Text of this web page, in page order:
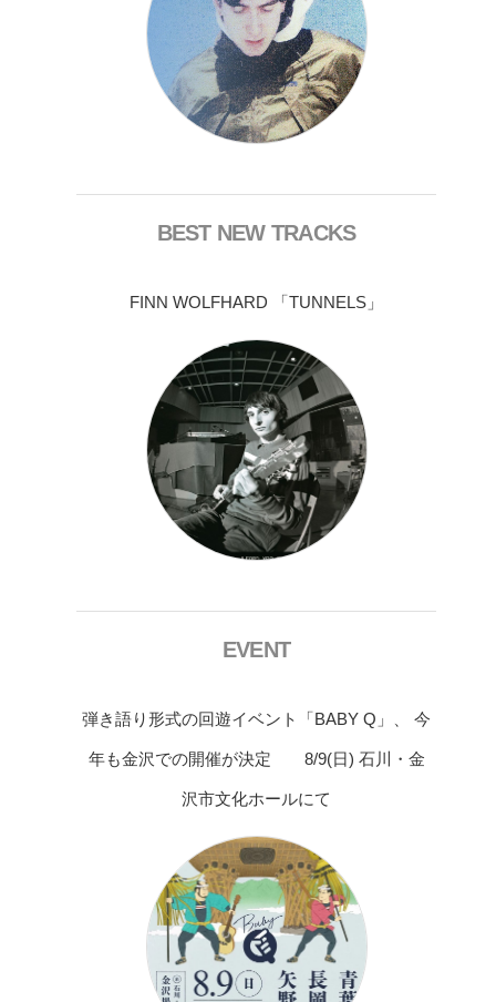
BEST NEW TRACKS
FINN WOLFHARD 「TUNNELS」
EVENT
弾き語り形式の回遊イベント「BABY Q」、 今
年も金沢での開催が決定 8/9(日) 石川・金
沢市文化ホールにて